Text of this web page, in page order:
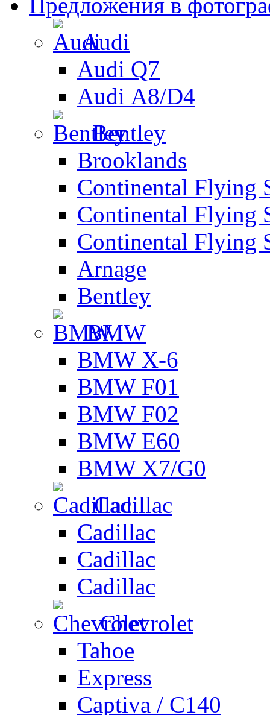
Audi
Audi Q7
Audi А8/D4
Bentley
Brooklands
Continental Flying
Continental Flying
Continental Flying
Arnage
Bentley
BMW
BMW X-6
BMW F01
BMW F02
BMW E60
BMW X7/G0
Cadillac
Cadillac
Cadillac
Cadillac
Chevrolet
Tahoe
Express
Captiva / C140